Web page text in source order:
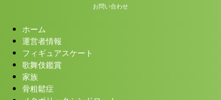
お問い合わせ
ホーム
運営者情報
フィギュアスケート
歌舞伎鑑賞
家族
骨粗鬆症